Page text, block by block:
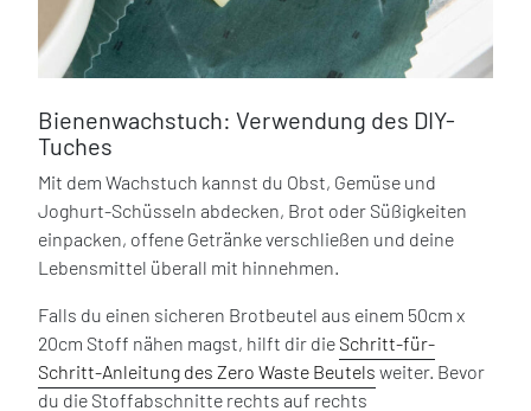
Bienenwachstuch: Verwendung des DIY-
Tuches
Mit dem Wachstuch kannst du Obst, Gemüse und
Joghurt-Schüsseln abdecken, Brot oder Süßigkeiten
einpacken, offene Getränke verschließen und deine
Lebensmittel überall mit hinnehmen.
Falls du einen sicheren Brotbeutel aus einem 50cm x
20cm Stoff nähen magst, hilft dir die Schritt-für-
Schritt-Anleitung des Zero Waste Beutels weiter. Bevor
du die Stoffabschnitte rechts auf rechts